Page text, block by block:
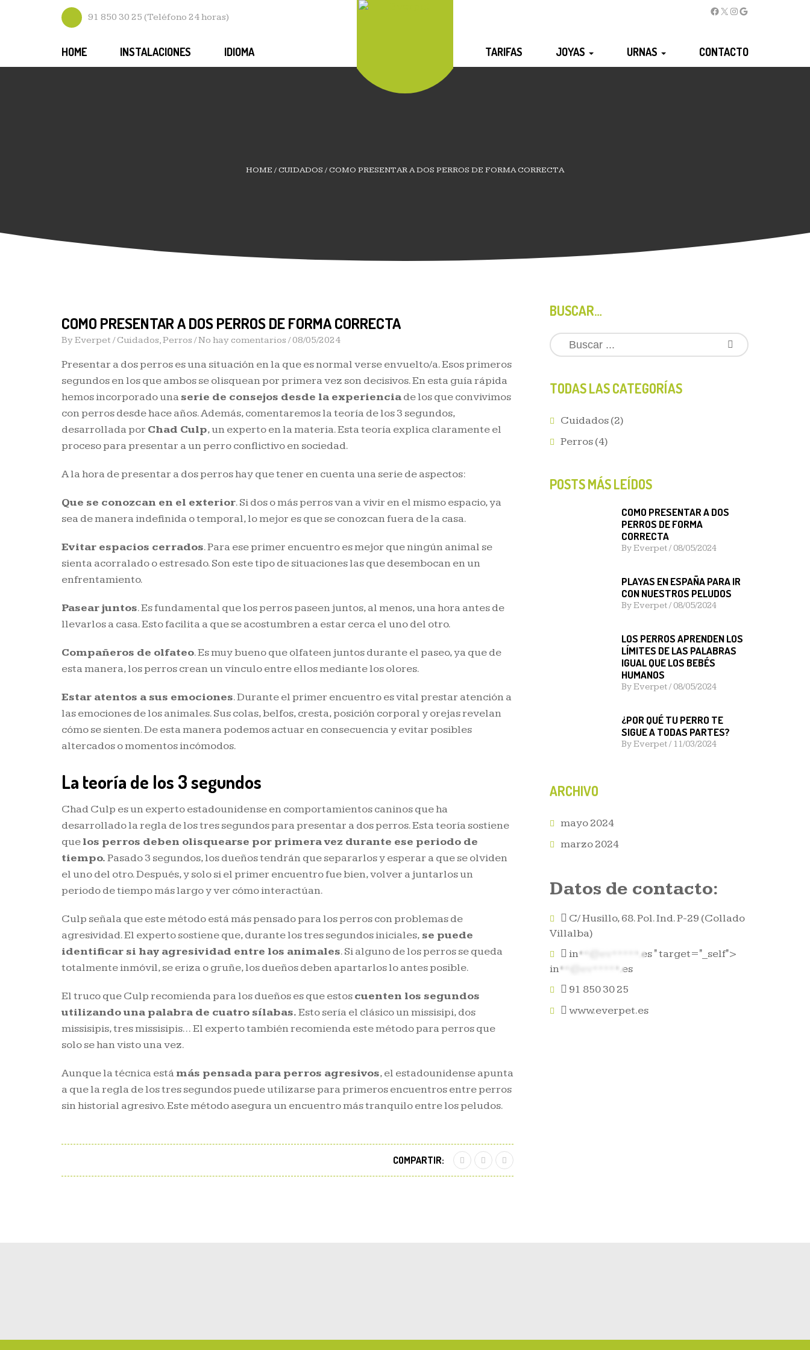
91 850 30 25 (Teléfono 24 horas)
HOME INSTALACIONES IDIOMA TARIFAS JOYAS URNAS CONTACTO
HOME /CUIDADOS /COMO PRESENTAR A DOS PERROS DE FORMA CORRECTA
COMO PRESENTAR A DOS PERROS DE FORMA CORRECTA
ByEverpet /Cuidados,Perros / No hay comentarios /08/05/2024
Presentar a dos perros es una situación en la que es normal verse envuelto/a. Esos primeros
segundos en los que ambos se olisquean por primera vez son decisivos. En esta guía rápida
hemos incorporado unaserie de consejos desde la experienciade los que convivimos
con perros desde hace años. Además, comentaremos la teoría de los 3 segundos,
desarrollada por Chad Culp, un experto en la materia. Esta teoría explica claramente el
proceso para presentar a un perro conflictivo en sociedad.
A la hora de presentar a dos perros hay que tener en cuenta una serie de aspectos:
Que se conozcan en el exterior. Si dos o más perros van a vivir en el mismo espacio, ya
sea de manera indefinida o temporal, lo mejor es que se conozcan fuera de la casa.
Evitar espacios cerrados. Para ese primer encuentro es mejor que ningún animal se
sienta acorralado o estresado. Son este tipo de situaciones las que desembocan en un
enfrentamiento.
Pasear juntos. Es fundamental que los perros paseen juntos, al menos, una hora antes de
llevarlos a casa. Esto facilita a que se acostumbren a estar cerca el uno del otro.
Compañeros de olfateo. Es muy bueno que olfateen juntos durante el paseo, ya que de
esta manera, los perros crean un vínculo entre ellos mediante los olores.
Estar atentos a sus emociones. Durante el primer encuentro es vital prestar atención a
las emociones de los animales. Sus colas, belfos, cresta, posición corporal y orejas revelan
cómo se sienten. De esta manera podemos actuar en consecuencia y evitar posibles
altercados o momentos incómodos.
La teoría de los 3 segundos
Chad Culp es un experto estadounidense en comportamientos caninos que ha
desarrollado la regla de los tres segundos para presentar a dos perros. Esta teoría sostiene
quelos perros deben olisquearse por primera vez durante ese periodo de
tiempo.Pasado 3 segundos, los dueños tendrán que separarlos y esperar a que se olviden
el uno del otro. Después, y solo si el primer encuentro fue bien, volver a juntarlos un
periodo de tiempo más largo y ver cómo interactúan.
Culp señala que este método está más pensado para los perros con problemas de
agresividad. El experto sostiene que, durante los tres segundos iniciales, se puede
identificar si hay agresividad entre los animales. Si alguno de los perros se queda
totalmente inmóvil, se eriza o gruñe, los dueños deben apartarlos lo antes posible.
El truco que Culp recomienda para los dueños es que estoscuenten los segundos
utilizando una palabra de cuatro sílabas.Esto sería el clásico un missisipi, dos
missisipis, tres missisipis… El experto también recomienda este método para perros que
solo se han visto una vez.
Aunque la técnica estámás pensada para perros agresivos, el estadounidense apunta
a que la regla de los tres segundos puede utilizarse para primeros encuentros entre perros
sin historial agresivo. Este método asegura un encuentro más tranquilo entre los peludos.
COMPARTIR:
BUSCAR…
TODAS LAS CATEGORÍAS
Cuidados(2)
Perros(4)
POSTS MÁS LEÍDOS
COMO PRESENTAR A DOS
PERROS DE FORMA
CORRECTA
ByEverpet/ 08/05/2024
PLAYAS EN ESPAÑA PARA IR
CON NUESTROS PELUDOS
ByEverpet/ 08/05/2024
LOS PERROS APRENDEN LOS
LÍMITES DE LAS PALABRAS
IGUAL QUE LOS BEBÉS
HUMANOS
ByEverpet/ 08/05/2024
¿POR QUÉ TU PERRO TE
SIGUE A TODAS PARTES?
ByEverpet/ 11/03/2024
ARCHIVO
mayo 2024
marzo 2024
Datos de contacto:
C/ Husillo, 68. Pol. Ind. P-29 (Collado
Villalba)
in**@ev*****.es" target="_self">
in**@ev*****.es
91 850 30 25
www.everpet.es